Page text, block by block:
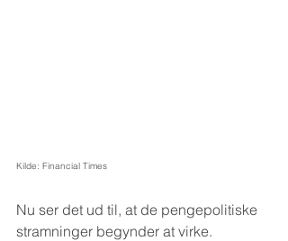
Kilde: Financial Times
Nu ser det ud til, at de pengepolitiske
stramninger begynder at virke.